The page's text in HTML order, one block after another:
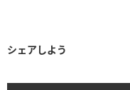
シェアしよう